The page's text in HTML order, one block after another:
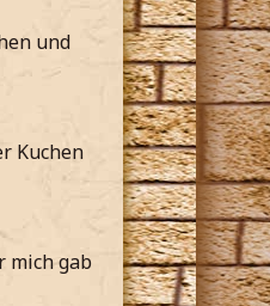
und
Kuchen
mich gab